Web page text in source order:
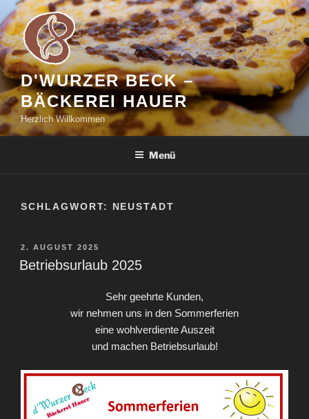
Zum
Inhalt
springen
D'WURZER BECK –
BÄCKEREI HAUER
Herzlich Willkommen
Menü
SCHLAGWORT: NEUSTADT
VERÖFFENTLICHT
AM
2. AUGUST 2025
Betriebsurlaub 2025
Sehr geehrte Kunden,
wir nehmen uns in den Sommerferien
eine wohlverdiente Auszeit
und machen Betriebsurlaub!